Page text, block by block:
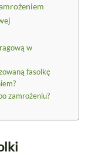
w
fasolkę
zamrożeniu?